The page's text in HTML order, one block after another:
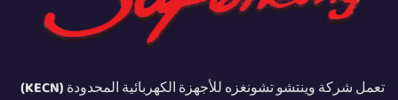
تعمل شركة وينتشو تشونغزه للأجهزة الكهربائية المحدودة (KECN)